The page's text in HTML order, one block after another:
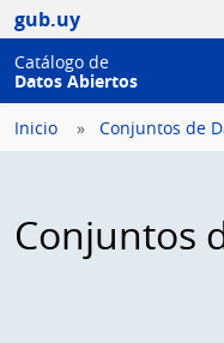
gub.uy
Catálogo de
Datos Abiertos
Inicio Conjuntos de
Conjuntos